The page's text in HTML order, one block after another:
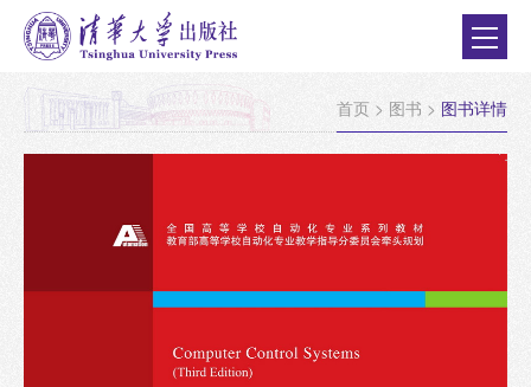
首页 > 图书 > 图书详情